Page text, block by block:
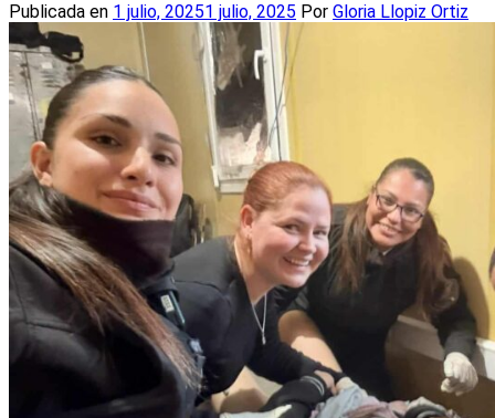
Publicada en 1 julio, 20251 julio, 2025 Por Gloria Llopiz Ortiz